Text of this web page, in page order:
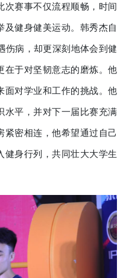
次赛事不仅流程顺畅，时间
健身健美运动。韩秀杰自
伤病，却更深刻地体会到健
在于对坚韧意志的磨炼。他
面对学业和工作的挑战。他
水平，并对下一届比赛充满
密相连，他希望通过自己
健身行列，共同壮大大学生